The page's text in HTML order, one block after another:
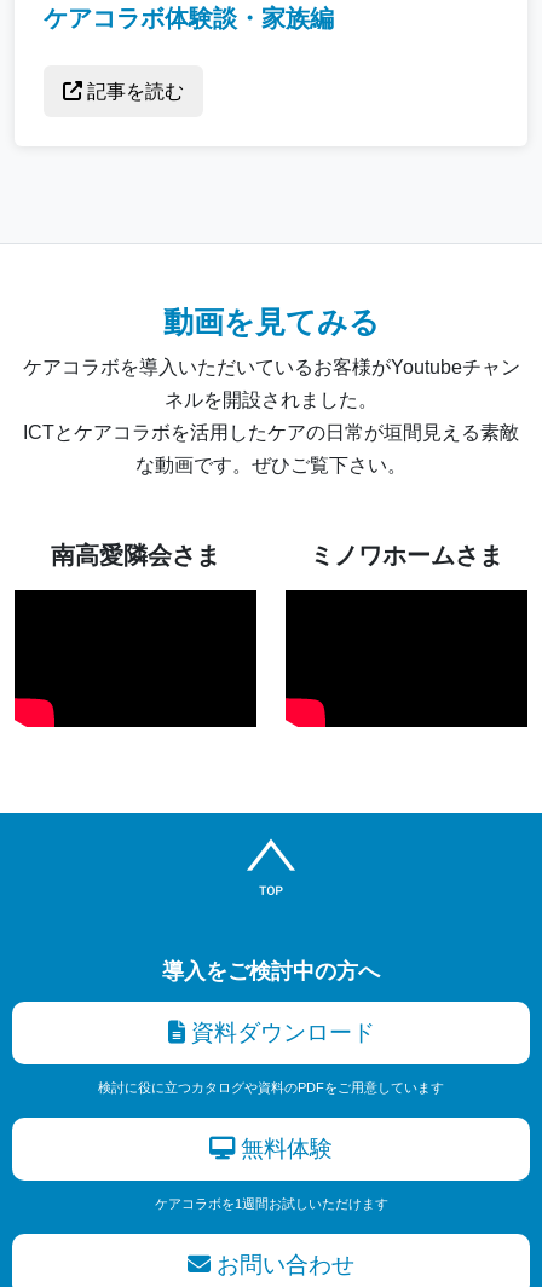
ケアコラボ体験談・家族編
記事を読む
動画を見てみる
ケアコラボを導入いただいているお客様がYoutubeチャン
ネルを開設されました。
ICTとケアコラボを活用したケアの日常が垣間見える素敵
な動画です。ぜひご覧下さい。
南高愛隣会さま ミノワホームさま
導入をご検討中の方へ
資料ダウンロード
検討に役に立つカタログや資料のPDFをご用意しています
無料体験
ケアコラボを1週間お試しいただけます
お問い合わせ